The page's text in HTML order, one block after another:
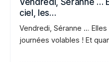
ciel, les…
Vendredi, Séranne …
journées volables ! Et